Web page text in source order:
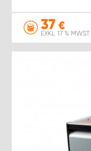
37 €
EXKL. 17 % MWST.